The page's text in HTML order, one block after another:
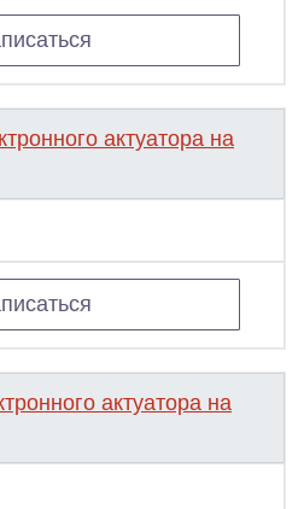
актуатора на
актуатора на